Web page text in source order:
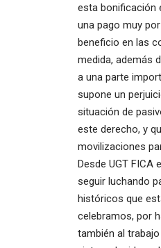
esta bonificación
una pago muy
beneficio en las
medida, además
a una parte
supone un
situación de
este derecho, y
movilizaciones
Desde UGT FICA
seguir luchando
históricos que
celebramos, por
también al